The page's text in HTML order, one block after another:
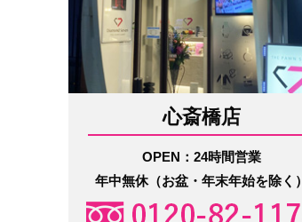
心斎橋店
OPEN：24時間営業
年中無休（お盆・年末年始を除く）